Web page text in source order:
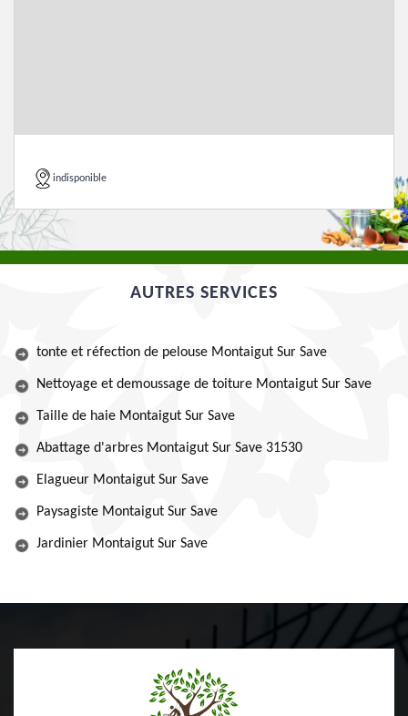
indisponible
AUTRES SERVICES
tonte et réfection de pelouse Montaigut Sur Save
Nettoyage et demoussage de toiture Montaigut Sur Save
Taille de haie Montaigut Sur Save
Abattage d'arbres Montaigut Sur Save 31530
Elagueur Montaigut Sur Save
Paysagiste Montaigut Sur Save
Jardinier Montaigut Sur Save